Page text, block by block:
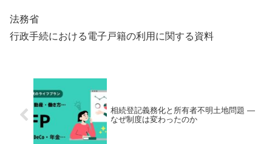
法務省
行政手続における電子戸籍の利用に関する資料
相続登記義務化と所有者不明土地問題 ―
なぜ制度は変わったのか